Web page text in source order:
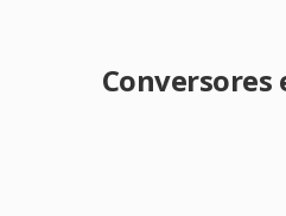
Conversores